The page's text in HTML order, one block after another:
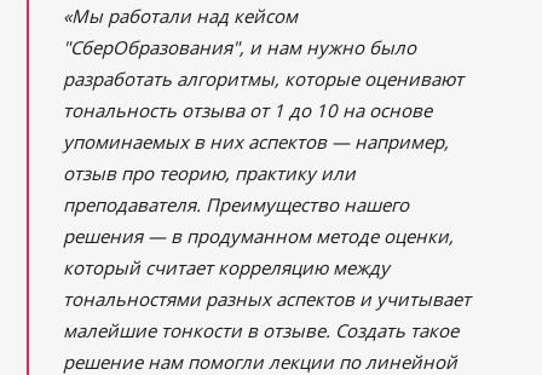
«Мы работали над кейсом
"СберОбразования", и нам нужно было
разработать алгоритмы, которые оценивают
тональность отзыва от 1 до 10 на основе
упоминаемых в них аспектов — например,
отзыв про теорию, практику или
преподавателя. Преимущество нашего
решения — в продуманном методе оценки,
который считает корреляцию между
тональностями разных аспектов и учитывает
малейшие тонкости в отзыве. Создать такое
решение нам помогли лекции по линейной